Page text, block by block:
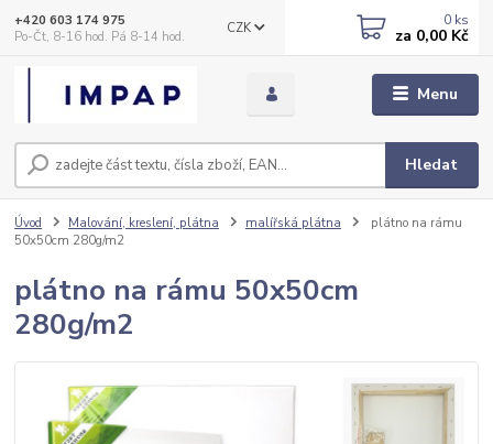
Menu
CZK
Hledat
+420 603 174 975
Po-Čt, 8-16 hod. Pá 8-14 hod.
0 ks
za 0,00 Kč
Úvod Malování, kreslení, plátna malířská plátna
plátno na rámu
50x50cm 280g/m2
plátno na rámu 50x50cm
280g/m2